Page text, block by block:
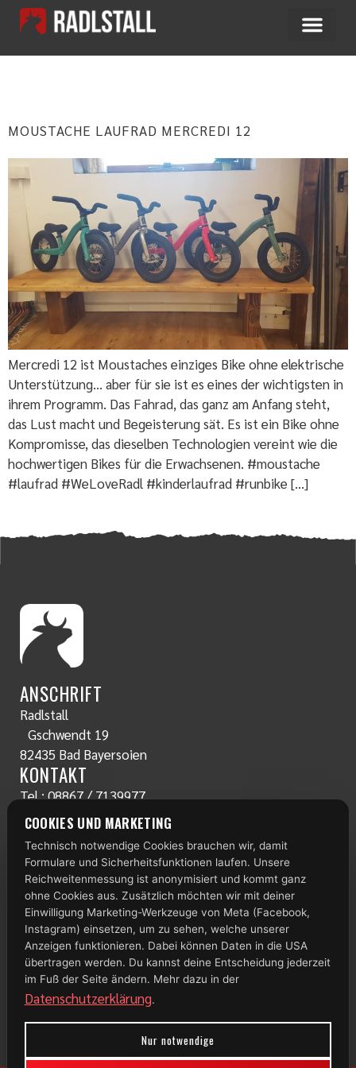
MOUSTACHE LAUFRAD MERCREDI 12
Mercredi 12 ist Moustaches einziges Bike ohne elektrische
Unterstützung… aber für sie ist es eines der wichtigsten in
ihrem Programm. Das Fahrad, das ganz am Anfang steht,
das Lust macht und Begeisterung sät. Es ist ein Bike ohne
Kompromisse, das dieselben Technologien vereint wie die
hochwertigen Bikes für die Erwachsenen. #moustache
#laufrad #WeLoveRadl #kinderlaufrad #runbike […]
ANSCHRIFT
Radlstall
Gschwendt 19
82435 Bad Bayersoien
KONTAKT
Tel.:08867 / 7139977
www.radlstall.com
ÖFFNUNGSZEITEN
Montag: geschlossen
Di – Fr: 10:00 – 18:00 Uhr
Samstag: 09:00 – 13:00 Uhr
TOP 100
COOKIES UND MARKETING
Technisch notwendige Cookies brauchen wir, damit
Formulare und Sicherheitsfunktionen laufen. Unsere
Reichweitenmessung ist anonymisiert und kommt ganz
ohne Cookies aus. Zusätzlich möchten wir mit deiner
Einwilligung Marketing-Werkzeuge von Meta (Facebook,
Instagram) einsetzen, um zu sehen, welche unserer
Anzeigen funktionieren. Dabei können Daten in die USA
übertragen werden. Du kannst deine Entscheidung jederzeit
im Fuß der Seite ändern. Mehr dazu in der
Datenschutzerklärung.
Nur notwendige